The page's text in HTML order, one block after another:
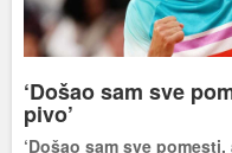
‘Došao sam sve
pivo’
‘Došao sam sve